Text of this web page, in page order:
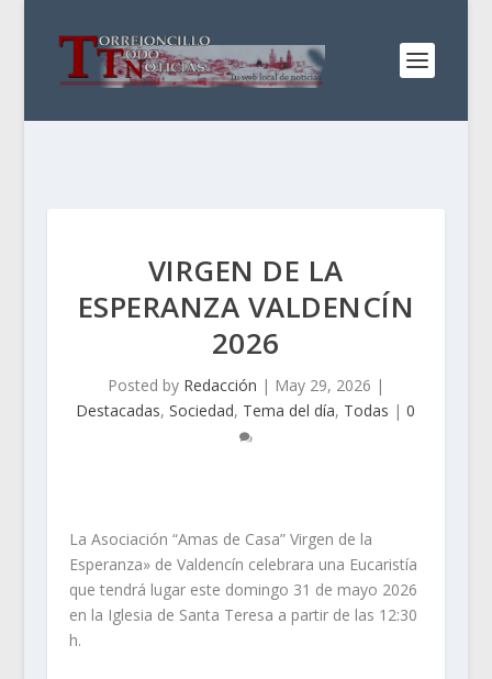
VIRGEN DE LA
ESPERANZA VALDENCÍN
2026
Posted by Redacción | May 29, 2026 |
Destacadas,Sociedad, Tema del día, Todas |0
La Asociación “Amas de Casa” Virgen de la
Esperanza» de Valdencín celebrara una Eucaristía
que tendrá lugar este domingo 31 de mayo 2026
en la Iglesia de Santa Teresa a partir de las 12:30
h.